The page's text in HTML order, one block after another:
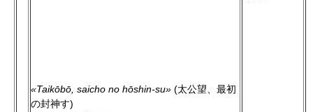
«Taikōbō, saicho no hōshin-su» (太公望、最初
の封神す)